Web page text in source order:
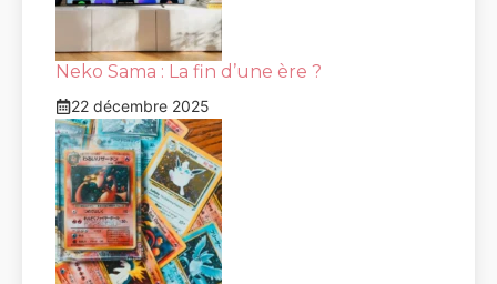
Neko Sama : La fin d’une ère ?
22 décembre 2025